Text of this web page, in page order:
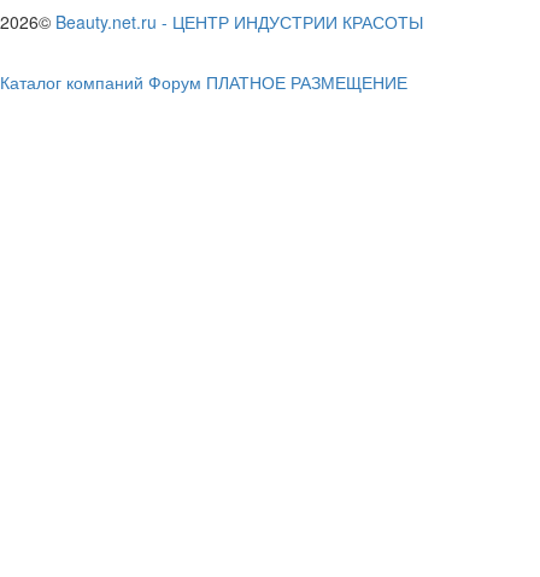
2026© Beauty.net.ru - ЦЕНТР ИНДУСТРИИ КРАСОТЫ
Каталог компаний Форум ПЛАТНОЕ РАЗМЕЩЕНИЕ